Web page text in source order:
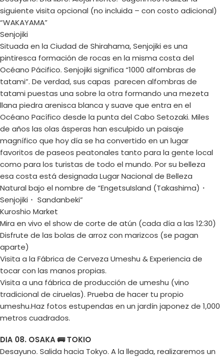
siguiente visita opcional (no incluida – con costo adicional)
“WAKAYAMA”
Senjojiki
Situada en la Ciudad de Shirahama, Senjojiki es una
pintiresca formación de rocas en la misma costa del
Océano Pácifico. Senjojiki significa “1000 alfombras de
tatami”. De verdad, sus capas parecen alfombras de
tatami puestas una sobre la otra formando una mezeta
llana piedra arenisca blanca y suave que entra en el
Océano Pacífico desde la punta del Cabo Setozaki. Miles
de años las olas ásperas han esculpido un paisaje
magnífico que hoy día se ha convertido en un lugar
favoritos de paseos peatonales tanto para la gente local
como para los turistas de todo el mundo. Por su belleza
esa costa está designada Lugar Nacional de Belleza
Natural bajo el nombre de “EngetsuIsland (Takashima)・
Senjojiki・ Sandanbeki”
Kuroshio Market
Mira en vivo el show de corte de atún (cada día a las 12:30)
Disfrute de las bolas de arroz con marizcos (se pagan
aparte)
Visita a la Fábrica de Cerveza Umeshu & Experiencia de
tocar con las manos propias.
Visita a una fábrica de producción de umeshu (vino
tradicional de ciruelas). Prueba de hacer tu propio
umeshu.Haz fotos estupendas en un jardín japonez de 1,000
metros cuadrados.
DIA 08. OSAKA 🚌 TOKIO
Desayuno. Salida hacia Tokyo. A la llegada, realizaremos un